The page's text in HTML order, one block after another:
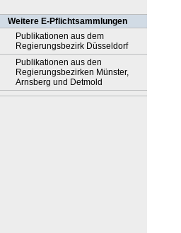
Weitere E-Pflichtsammlungen
Publikationen aus dem
Regierungsbezirk Düsseldorf
Publikationen aus den
Regierungsbezirken Münster,
Arnsberg und Detmold